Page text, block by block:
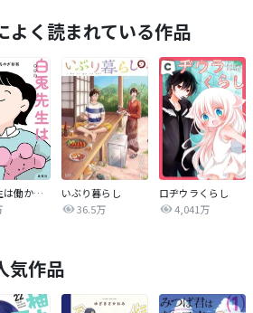
よく読まれている作品
白兎先生は働かない【タテヨミ】
いぶり暮らし
36.5万
ロヂウラくらし
4,041万
気作品